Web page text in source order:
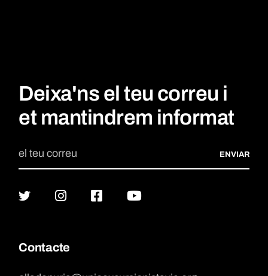
Deixa'ns el teu correu i
et mantindrem informat
ENVIAR
Contacte